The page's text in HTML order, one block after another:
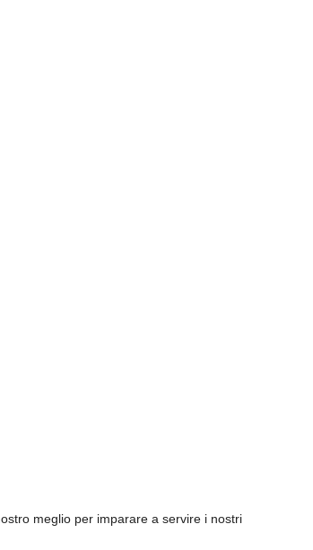
meglio per imparare a servire i nostri